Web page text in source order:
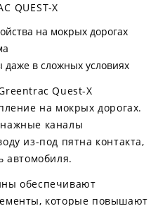
QUEST-X
на мокрых дорогах
в сложных условиях
Quest-X
на мокрых дорогах.
каналы
из-под пятна контакта,
автомобиля.
обеспечивают
которые повышают